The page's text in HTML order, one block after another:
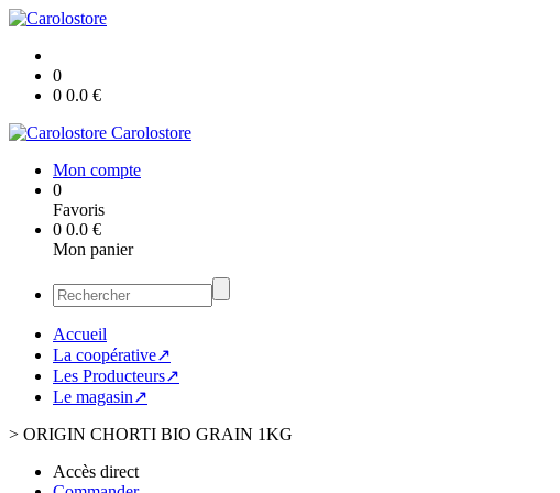
0
0 0.0 €
Carolostore
Mon compte
0
Favoris
0 0.0 €
Mon panier
Accueil
La coopérative↗
Les Producteurs↗
Le magasin↗
> ORIGIN CHORTI BIO GRAIN 1KG
Accès direct